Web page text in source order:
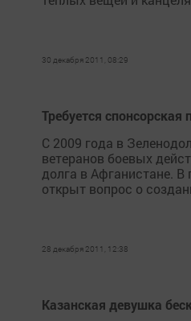
30 декабря 2011, 08:29
Требуется
С 2009 года в
ветеранов боевых
долга в Афганистане.
открыт вопрос о
28 декабря 2011, 12:38
Казанская девушка